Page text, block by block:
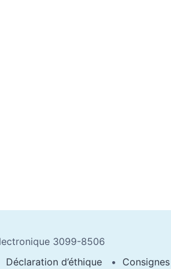
3099-8506
Déclaration d’éthique